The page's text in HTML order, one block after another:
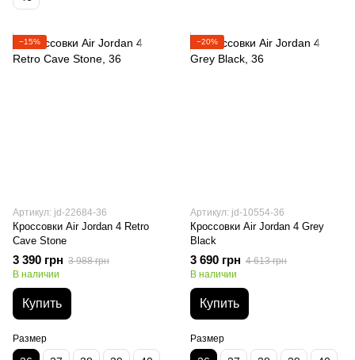
−15%
Артикул: jd-22684-36
Кроссовки Air Jordan 4 Retro
Cave Stone
3 390 грн 3 988 грн
В наличии
Купить
Размер
−20%
Артикул: jd-10554-36
Кроссовки Air Jordan 4 Grey
Black
3 690 грн 4 613 грн
В наличии
Купить
Размер